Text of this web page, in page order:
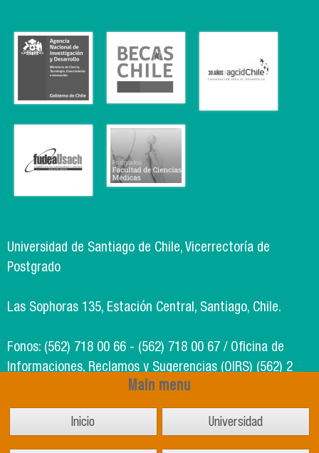
Main menu
Inicio Universidad
Universidad de Santiago de Chile, Vicerrectoría de
Postgrado
Las Sophoras 135, Estación Central, Santiago, Chile.
Fonos: (562) 718 00 66 - (562) 718 00 67 / Oficina de
Informaciones, Reclamos y Sugerencias (OIRS) (562) 2
Soporte Informático Segic: (562) 718 02 25